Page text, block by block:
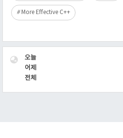
More Effective C++
VISITOR
오늘
어제
전체